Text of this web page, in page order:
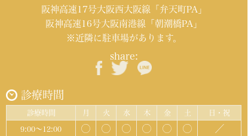
阪神高速17号大阪西大阪線「弁天町PA」
阪神高速16号大阪南港線「朝潮橋PA」
※近隣に駐車場があります。
share:
診療時間
診療時間 月 火 水 木 金 土 日・祝
9:00～12:00 ◯ ◯ ◯ ◯ ◯ ◯ ／